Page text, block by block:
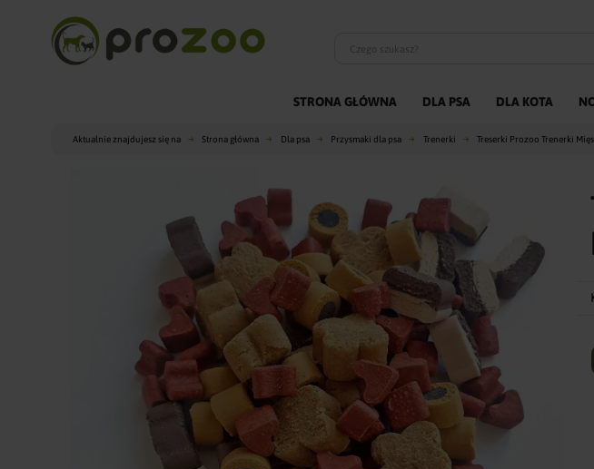
STRONA GŁÓWNA DLA PSA DLA KOTA
Aktualnie znajdujesz się na Strona główna Dla psa Przysmaki dla psa Trenerki Treserki Prozoo Trenerki